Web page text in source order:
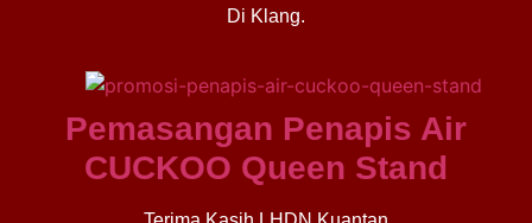
Di Klang.
Pemasangan Penapis Air
CUCKOO Queen Stand